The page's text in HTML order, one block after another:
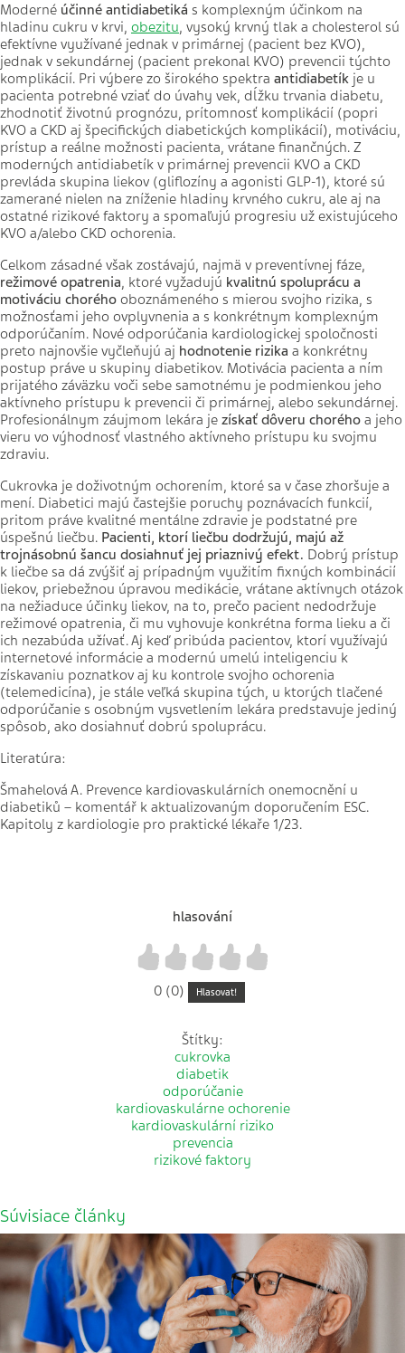
Moderné účinné antidiabetiká s komplexným účinkom na
hladinu cukru v krvi, obezitu, vysoký krvný tlak a cholesterol sú
efektívne využívané jednak v primárnej (pacient bez KVO),
jednak v sekundárnej (pacient prekonal KVO) prevencii týchto
komplikácií. Pri výbere zo širokého spektra antidiabetík je u
pacienta potrebné vziať do úvahy vek, dĺžku trvania diabetu,
zhodnotiť životnú prognózu, prítomnosť komplikácií (popri
KVO a CKD aj špecifických diabetických komplikácií), motiváciu,
prístup a reálne možnosti pacienta, vrátane finančných. Z
moderných antidiabetík v primárnej prevencii KVO a CKD
prevláda skupina liekov (gliflozíny a agonisti GLP-1), ktoré sú
zamerané nielen na zníženie hladiny krvného cukru, ale aj na
ostatné rizikové faktory a spomaľujú progresiu už existujúceho
KVO a/alebo CKD ochorenia.
Celkom zásadné však zostávajú, najmä v preventívnej fáze,
režimové opatrenia, ktoré vyžadujú kvalitnú spoluprácu a
motiváciu chorého oboznámeného s mierou svojho rizika, s
možnosťami jeho ovplyvnenia a s konkrétnym komplexným
odporúčaním. Nové odporúčania kardiologickej spoločnosti
preto najnovšie vyčleňujú aj hodnotenie rizika a konkrétny
postup práve u skupiny diabetikov. Motivácia pacienta a ním
prijatého záväzku voči sebe samotnému je podmienkou jeho
aktívneho prístupu k prevencii či primárnej, alebo sekundárnej.
Profesionálnym záujmom lekára je získať dôveru chorého a jeho
vieru vo výhodnosť vlastného aktívneho prístupu ku svojmu
zdraviu.
Cukrovka je doživotným ochorením, ktoré sa v čase zhoršuje a
mení. Diabetici majú častejšie poruchy poznávacích funkcií,
pritom práve kvalitné mentálne zdravie je podstatné pre
úspešnú liečbu. Pacienti, ktorí liečbu dodržujú, majú až
trojnásobnú šancu dosiahnuť jej priaznivý efekt. Dobrý prístup
k liečbe sa dá zvýšiť aj prípadným využitím fixných kombinácií
liekov, priebežnou úpravou medikácie, vrátane aktívnych otázok
na nežiaduce účinky liekov, na to, prečo pacient nedodržuje
režimové opatrenia, či mu vyhovuje konkrétna forma lieku a či
ich nezabúda užívať. Aj keď pribúda pacientov, ktorí využívajú
internetové informácie a modernú umelú inteligenciu k
získavaniu poznatkov aj ku kontrole svojho ochorenia
(telemedicína), je stále veľká skupina tých, u ktorých tlačené
odporúčanie s osobným vysvetlením lekára predstavuje jediný
spôsob, ako dosiahnuť dobrú spoluprácu.
Literatúra:
Šmahelová A. Prevence kardiovaskulárních onemocnění u
diabetiků – komentář k aktualizovaným doporučením ESC.
Kapitoly z kardiologie pro praktické lékaře 1/23.
hlasování
4
3
2
1
0 (0) Hlasovat!
Štítky:
cukrovka
diabetik
odporúčanie
kardiovaskulárne ochorenie
kardiovaskulární riziko
prevencia
rizikové faktory
Súvisiace články